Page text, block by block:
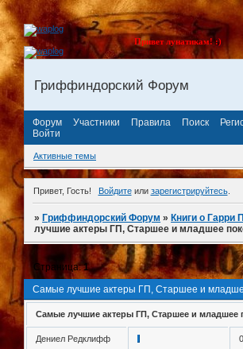
Привет лунатикам! :)
Гриффиндорский Форум
Форум Участники Правила Поиск
Войти
Активные темы
Привет, Гость! Войдитеили зарегистрируйтесь.
»Гриффиндорский Форум »Книги о Гарри
лучшие актеры ГП, Старшее и младшее
Cамые лучшие актеры ГП, Старшее и
Страница:1
Cамые лучшие актеры ГП, Старшее и младшее
Дениел Редклифф